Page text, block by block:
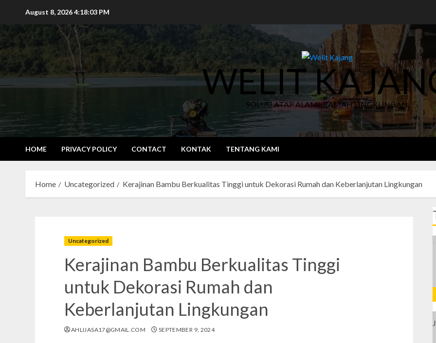
content
August 8, 20264:18:04 PM
WELIT
SOLUSI ATAP ALAMI, RAMAH LINGKUNGAN
HOME PRIVACY POLICY CONTACT KONTAK TENTANG KAMI
Home Uncategorized Kerajinan Bambu Berkualitas Tinggi untuk Dekorasi Rumah dan Keberlanjutan Lingkungan
Uncategorized
Kerajinan Bambu Berkualitas Tinggi
untuk Dekorasi Rumah dan
Keberlanjutan Lingkungan
AHLIJASA17@GMAIL.COM SEPTEMBER 9, 2024